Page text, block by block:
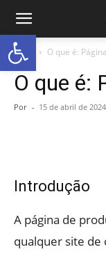
Início O que é:
O que é:
Por - 15 de abril de 2024
Introdução
A página de
qualquer site de
Abrir a barra de